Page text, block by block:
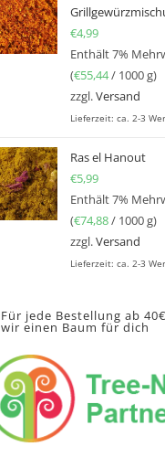
€4,99
Enthält 7%
(€55,44/ 1000 g)
zzgl.Versand
Lieferzeit: ca. 2-3
Ras el Hanout
€5,99
Enthält 7%
(€74,88/ 1000 g)
zzgl.Versand
Lieferzeit: ca. 2-3
Für jede Bestellung ab
wir einen Baum für dich